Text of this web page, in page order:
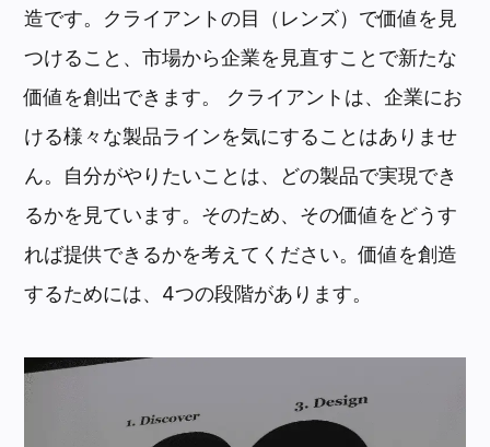
造です。クライアントの目（レンズ）で価値を見
つけること、市場から企業を見直すことで新たな
価値を創出できます。 クライアントは、企業にお
ける様々な製品ラインを気にすることはありませ
ん。自分がやりたいことは、どの製品で実現でき
るかを見ています。そのため、その価値をどうす
れば提供できるかを考えてください。価値を創造
するためには、4つの段階があります。